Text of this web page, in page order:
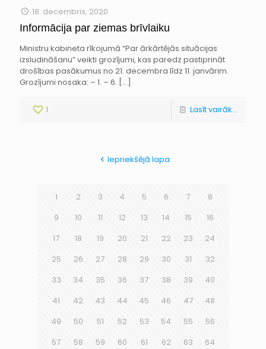
18. decembris, 2020
Informācija par ziemas brīvlaiku
Ministru kabineta rīkojumā “Par ārkārtējās situācijas
izsludināšanu” veikti grozījumi, kas paredz pastiprināt
drošības pasākumus no 21. decembra līdz 11. janvārim.
Grozījumi nosaka: – 1. – 6. […]
1 Lasīt vairāk...
Iepriekšējā lapa
1 2 3 4 5 6 7
8
9
10 11 12 13 14 15
16
17
18 19 20 21 22 23
24
25
26 27 28 29 30 31
32
33
34 35 36 37 38 39
40
41
42 43 44 45 46 47
48
49
50 51 52 53 54 55
56
57
58 59 60 61 62 63
64